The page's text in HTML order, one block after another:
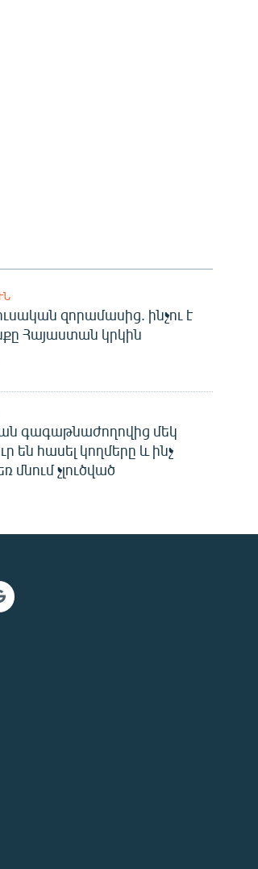
զորամասից. ինչու է
Հայաստան կրկին
գագաթնաժողովից մեկ
են հասել կողմերը և ինչ
մնում չլուծված